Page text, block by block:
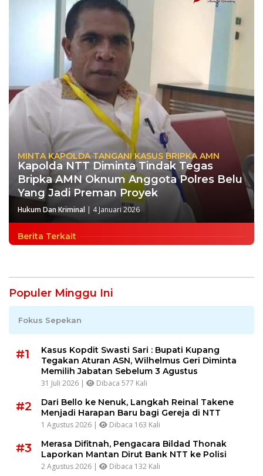
MINTA KAPOLDA TANGANI KASUS BRIPKA AMN
Kapolda NTT Diminta Tindak Tegas
Bripka AMN Oknum Anggota Polres Belu
Yang Jadi Preman Proyek
Hukum Dan Kriminal | 4 Januari 2026
Berita Terkait
Populer Minggu Ini
Fokus Sepekan
#1
Kasus Kopdit Swasti Sari : Bupati Kupang
Tegakan Aturan ASN, Wilhelmus Geri Diminta
Memilih Jabatan Sebelum 3 Agustus
31 Juli 2026 | Dibaca 577 Kali
#2
Dari Bello ke Nenuk, Langkah Reinal Takene
Menjadi Harapan Baru bagi Gereja di NTT
1 Agustus 2026 | Dibaca 163 Kali
#3
Merasa Difitnah, Pengacara Bildad Thonak
Laporkan Mantan Dirut Bank NTT ke Polisi
2 Agustus 2026 | Dibaca 132 Kali